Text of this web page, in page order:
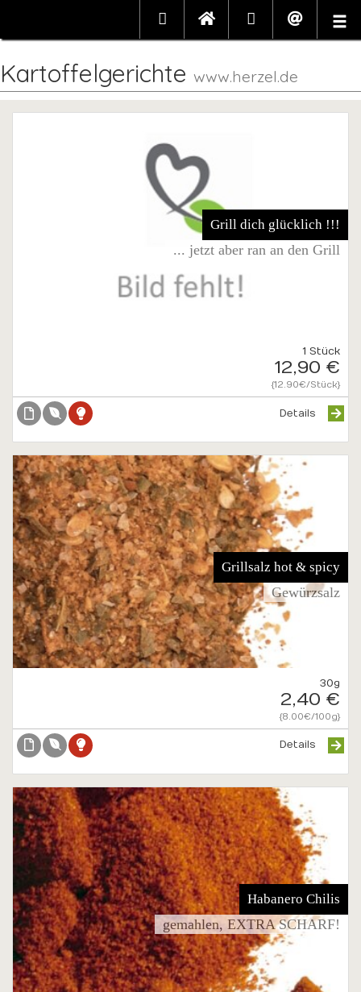
Kartoffelgerichte www.herzel.de
Grill dich glücklich !!!
... jetzt aber ran an den Grill
1 Stück
12,90 €
{12.90€/Stück}
Details
Grillsalz hot & spicy
Gewürzsalz
30g
2,40 €
{8.00€/100g}
Details
Habanero Chilis
gemahlen, EXTRA SCHARF!